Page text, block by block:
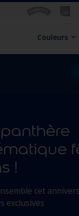
Couleurs
!
cet
exclusives